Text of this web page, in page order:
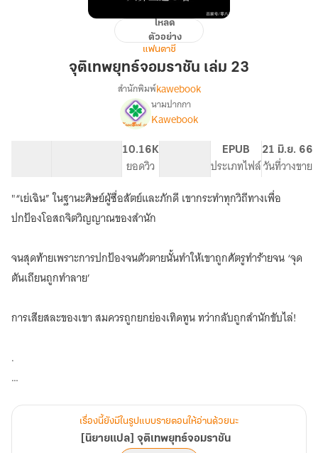
ยุทธ์
โหลด
ตัวอย่าง
แฟนตาซี
จุติเทพยุทธ์จอมราชัน เล่ม 23
เรื่อง [นิยาย
แปล]
จุติ
เทพ
จอม
ราชัน
สำนักพิมพ์kawebook
นามปากกา
Kawebook
10.16K
ยอดวิว
EPUB
ประเภทไฟล์
21 มิ.ย. 66
วันที่วางขาย
"“เย่เฉิน” ในฐานะศิษย์ผู้ซื่อสัตย์และภักดี เขากระทำทุกวิถีทางเพื่อ
ปกป้องโอสถจิตวิญญาณของสำนัก
จนสุดท้ายเพราะการปกป้องจนตัวตายนั้นทำให้เขาถูกศัตรูทำร้ายจน ‘จุด
ตันเถียนถูกทำลาย’
การเสียสละของเขา สมควรถูกยกย่องเทิดทูน ทว่ากลับถูกสำนักขับไล่!
.
จุดตันเถียน ไม่เพียงแต่ฟื้นคืน... ยังขยายเป็น ‘ตันไห่’ ที่ทรงพลังยิ่งขึ้น!
เรื่องนี้ยังมีในรูปแบบรายตอนให้อ่านด้วยนะ
[นิยายแปล] จุติเทพยุทธ์จอมราชัน